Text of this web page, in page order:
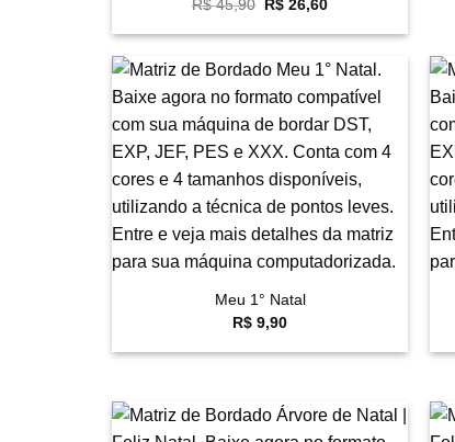
R$45,90
original
R$ 45,90.
R$ 26,60
atual
R$ 26,60.
Favoritar
Meu 1° Natal
R$ 9,90